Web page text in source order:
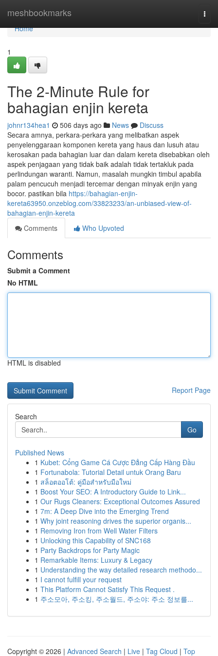
meshbookmarks
Home
Home
1
The 2-Minute Rule for
bahagian enjin kereta
johnr134hea1 506 days ago News
Discuss
Secara amnya, perkara-perkara yang melibatkan aspek
penyelenggaraan komponen kereta yang haus dan lusuh atau
kerosakan pada bahagian luar dan dalam kereta disebabkan oleh
aspek penjagaan yang tidak baik adalah tidak tertakluk pada
perlindungan waranti. Namun, masalah mungkin timbul apabila
palam pencucuh menjadi tercemar dengan minyak enjin yang
bocor. pastikan bila https://bahagian-enjin-
kereta63950.onzeblog.com/33823233/an-unbiased-view-of-
bahagian-enjin-kereta
Comments
Who Upvoted
Comments
Submit a Comment
No HTML
HTML is disabled
Report Page
Search
Go
Published News
1 Kubet: Cổng Game Cá Cược Đẳng Cấp Hàng Đầu
1 Fortunabola: Tutorial Detail untuk Orang Baru
1 สล็อตออโต้: คู่มือสำหรับมือใหม่
1 Boost Your SEO: A Introductory Guide to Link...
1 Our Rugs Cleaners: Exceptional Outcomes Assured
1 7m: A Deep Dive into the Emerging Trend
1 Why joint reasoning drives the superior organis...
1 Removing Iron from Well Water Filters
1 Unlocking this Capability of SNC168
1 Party Backdrops for Party Magic
1 Remarkable Items: Luxury & Legacy
1 Understanding the way detailed research methodo...
1 I cannot fulfill your request
1 This Platform Cannot Satisfy This Request .
1 주소모아, 주소킹, 주소월드, 주소야: 주소 정보를...
Copyright © 2026 | Advanced Search | Live | Tag Cloud | Top